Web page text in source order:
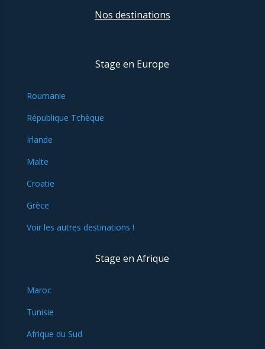
Nos destinations
Stage en Europe
Roumanie
République Tchèque
Irlande
Malte
Croatie
Grèce
Voir les autres destinations !
Stage en Afrique
Maroc
Tunisie
Afrique du Sud